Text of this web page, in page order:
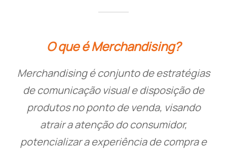
O que é Merchandising?
Merchandising é conjunto de estratégias
de comunicação visual e disposição de
produtos no ponto de venda, visando
atrair a atenção do consumidor,
potencializar a experiência de compra e